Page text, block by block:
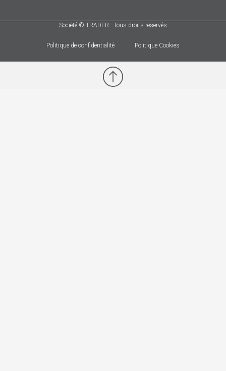
Société © TRADER - Tous droits réservés
Politique de confidentialité Politique Cookies